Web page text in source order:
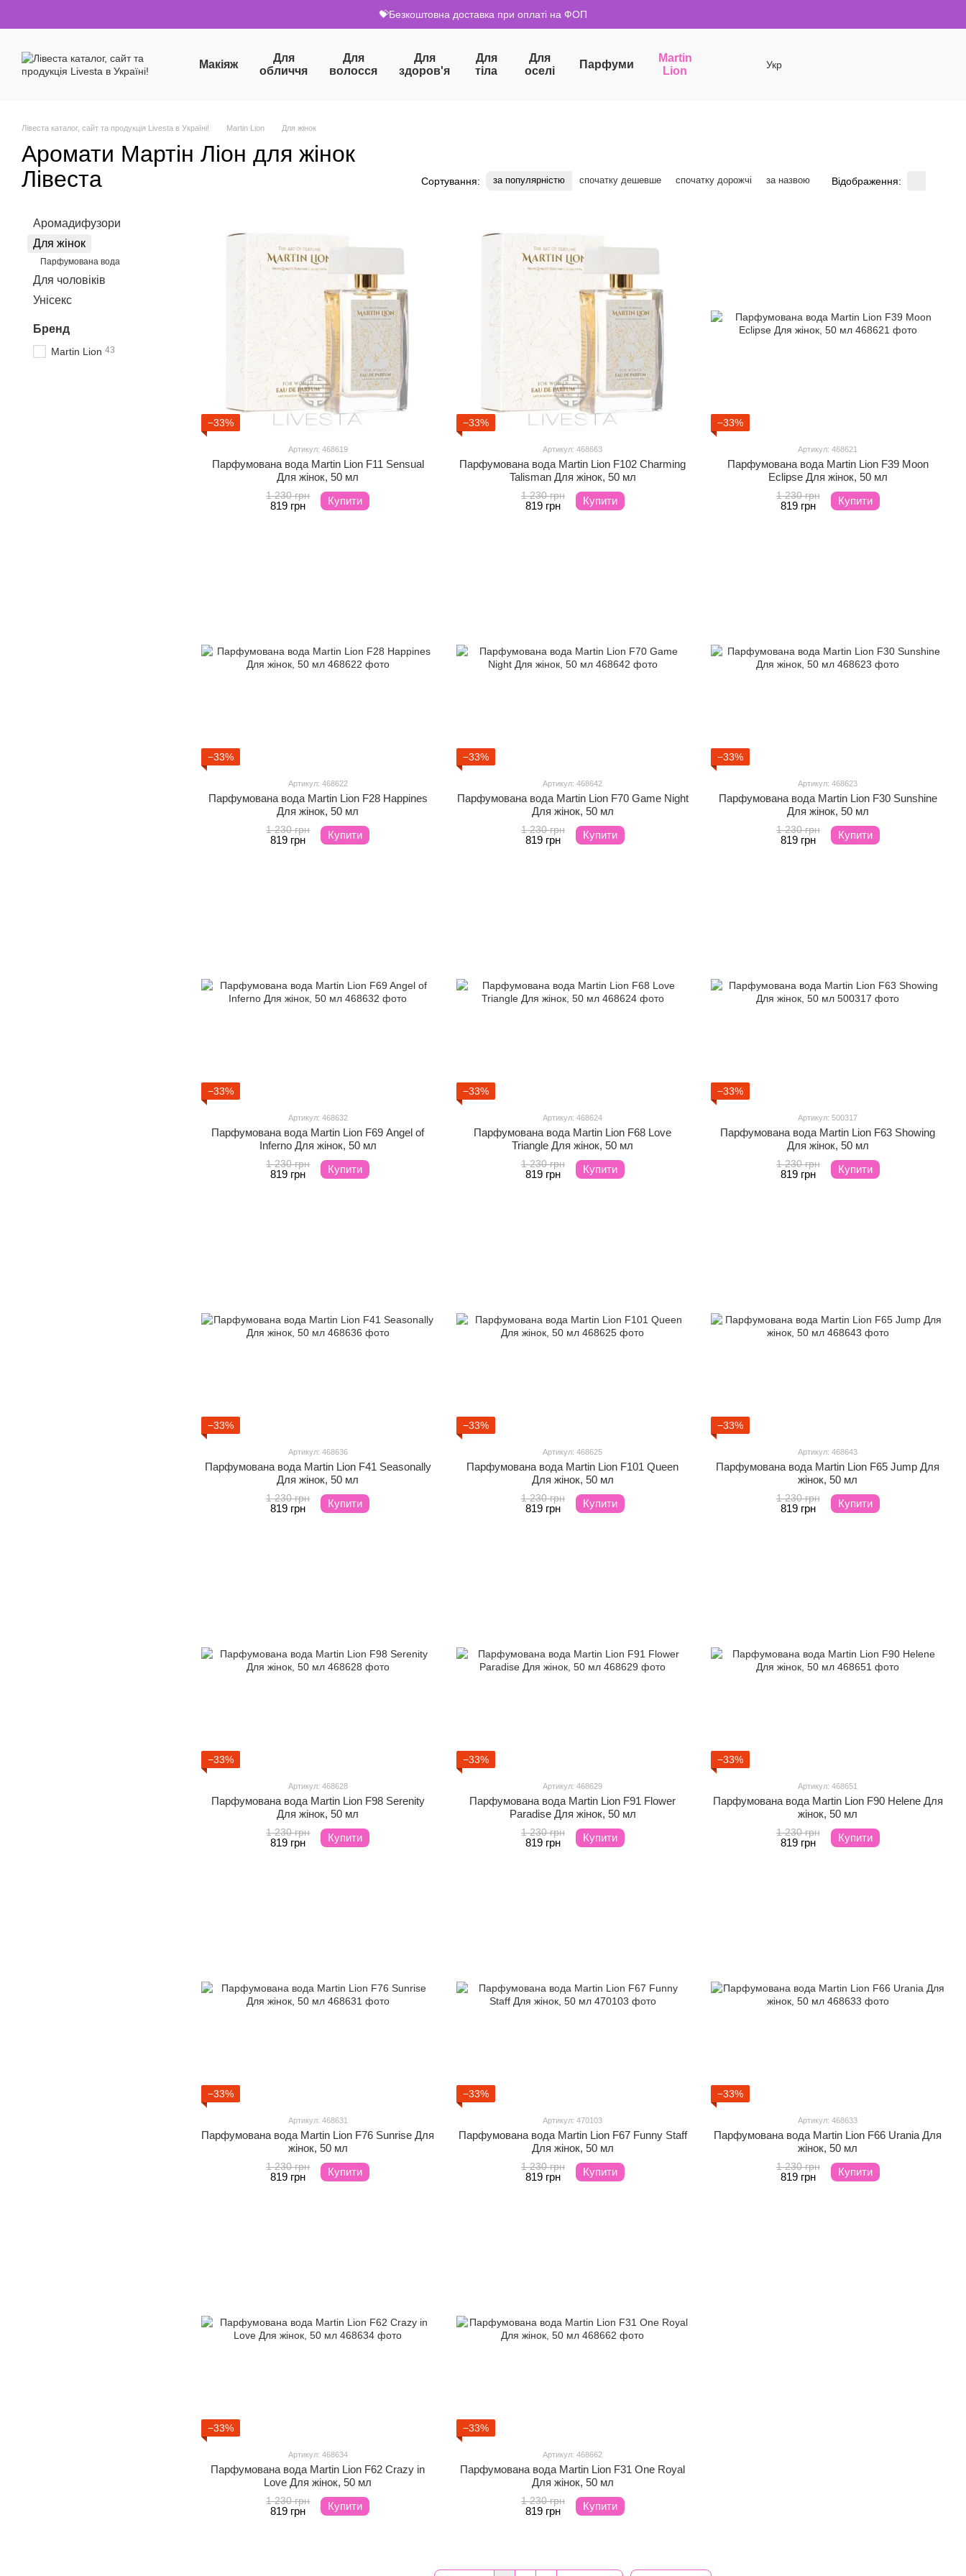
💝Безкоштовна доставка при оплаті на ФОП
Макіяж
Для
обличчя
Для
волосся
Для
здоров'я
Для
тіла
Для
оселі
Парфуми
Martin
Lion
Укр
Лівеста каталог, сайт та продукція Livesta в Україні! Martin Lion Для жінок
Аромати Мартін Ліон для жінок
Лівеста
Сортування: за популярністю спочатку дешевше спочатку дорожчі за назвою Відображення:
−33%
Артикул: 468619
Парфумована вода Martin Lion F11 Sensual
Для жінок, 50 мл
1 230 грн
819 грн Купити
−33%
Артикул: 468663
Парфумована вода Martin Lion F102 Charming
Talisman Для жінок, 50 мл
1 230 грн
819 грн Купити
−33%
Артикул: 468621
Парфумована вода Martin Lion F39 Moon
Eclipse Для жінок, 50 мл
1 230 грн
819 грн Купити
−33%
Артикул: 468622
Парфумована вода Martin Lion F28 Happines
Для жінок, 50 мл
1 230 грн
819 грн Купити
−33%
Артикул: 468642
Парфумована вода Martin Lion F70 Game Night
Для жінок, 50 мл
1 230 грн
819 грн Купити
−33%
Артикул: 468623
Парфумована вода Martin Lion F30 Sunshine
Для жінок, 50 мл
1 230 грн
819 грн Купити
−33%
Артикул: 468632
Парфумована вода Martin Lion F69 Angel of
Inferno Для жінок, 50 мл
1 230 грн
819 грн Купити
−33%
Артикул: 468624
Парфумована вода Martin Lion F68 Love
Triangle Для жінок, 50 мл
1 230 грн
819 грн Купити
−33%
Артикул: 500317
Парфумована вода Martin Lion F63 Showing
Для жінок, 50 мл
1 230 грн
819 грн Купити
−33%
Артикул: 468636
Парфумована вода Martin Lion F41 Seasonally
Для жінок, 50 мл
1 230 грн
819 грн Купити
−33%
Артикул: 468625
Парфумована вода Martin Lion F101 Queen
Для жінок, 50 мл
1 230 грн
819 грн Купити
−33%
Артикул: 468643
Парфумована вода Martin Lion F65 Jump Для
жінок, 50 мл
1 230 грн
819 грн Купити
−33%
Артикул: 468628
Парфумована вода Martin Lion F98 Serenity
Для жінок, 50 мл
1 230 грн
819 грн Купити
−33%
Артикул: 468629
Парфумована вода Martin Lion F91 Flower
Paradise Для жінок, 50 мл
1 230 грн
819 грн Купити
−33%
Артикул: 468651
Парфумована вода Martin Lion F90 Helene Для
жінок, 50 мл
1 230 грн
819 грн Купити
−33%
Артикул: 468631
Парфумована вода Martin Lion F76 Sunrise Для
жінок, 50 мл
1 230 грн
819 грн Купити
−33%
Артикул: 470103
Парфумована вода Martin Lion F67 Funny Staff
Для жінок, 50 мл
1 230 грн
819 грн Купити
−33%
Артикул: 468633
Парфумована вода Martin Lion F66 Urania Для
жінок, 50 мл
1 230 грн
819 грн Купити
−33%
Артикул: 468634
Парфумована вода Martin Lion F62 Crazy in
Love Для жінок, 50 мл
1 230 грн
819 грн Купити
−33%
Артикул: 468662
Парфумована вода Martin Lion F31 One Royal
Для жінок, 50 мл
1 230 грн
819 грн Купити
Аромадифузори
Для жінок
Парфумована вода
Для чоловіків
Унісекс
Бренд
Martin Lion 43